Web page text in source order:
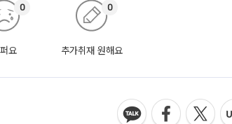
요
0
추가취재 원해요
0